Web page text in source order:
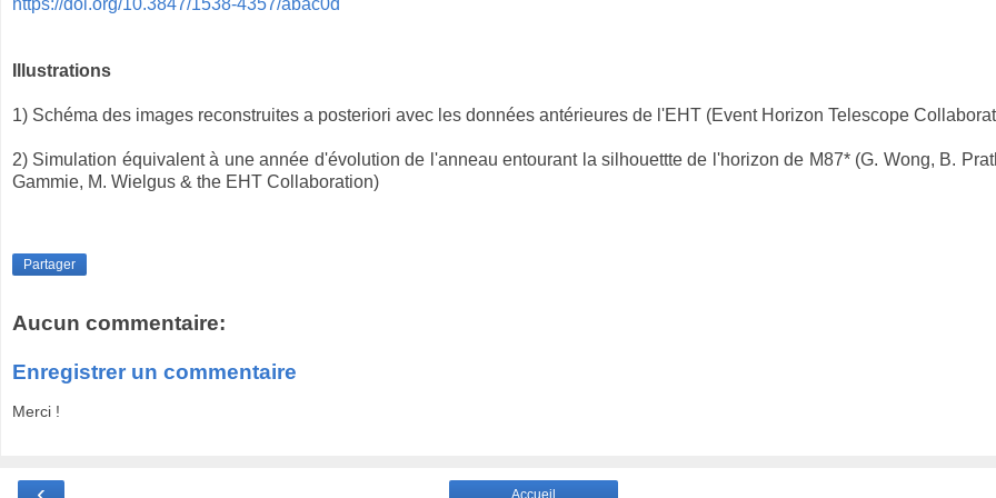
Illustrations
1) Schéma des images reconstruites a posteriori avec les données antérieures de l'EHT (Event Horizon Telescope
2) Simulation équivalent à une année d'évolution de l'anneau entourant la silhouettte de l'horizon de M87* (G. Wong, B.
Gammie, M. Wielgus & the EHT Collaboration)
Partager
Aucun commentaire:
Enregistrer un commentaire
Merci !
Accueil